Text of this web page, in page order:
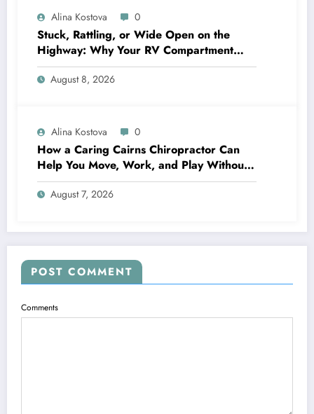
Alina Kostova 0
Stuck, Rattling, or Wide Open on the
Highway: Why Your RV Compartment
Door Latch Is the Small Part That Protects
Everything You Pack
August 8, 2026
Alina Kostova 0
How a Caring Cairns Chiropractor Can
Help You Move, Work, and Play Without
Pain
August 7, 2026
POST COMMENT
Comments